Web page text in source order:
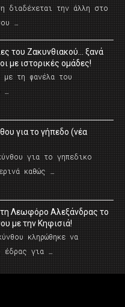
διαδέχεται την άλλη στο
…
του Ζακυνθιακού… ξανά
με ιστορικές ομάδες!
με τη φανέλα του
για το γήπεδο (νέα
για το γηπεδικο
καθώς …
Λεωφόρο Αλεξάνδρας το
με την Κηφισιά!
κληρώθηκε να
έδρας για …